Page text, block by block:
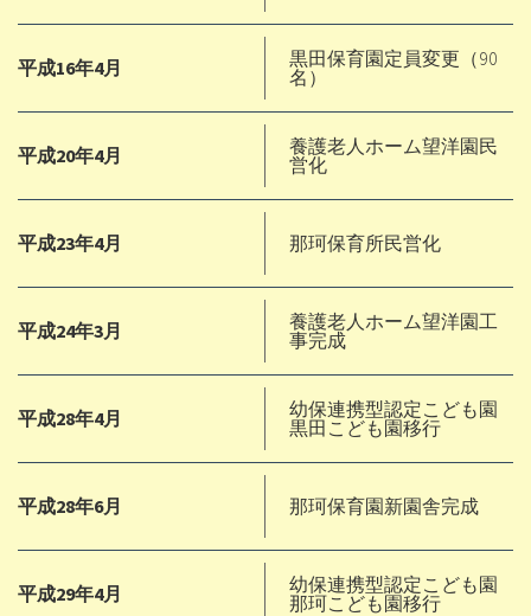
平成16年4月
黒田保育園定員変更（90
名）
平成20年4月
養護老人ホーム望洋園民
営化
平成23年4月 那珂保育所民営化
平成24年3月
養護老人ホーム望洋園工
事完成
平成28年4月
幼保連携型認定こども園
黒田こども園移行
平成28年6月 那珂保育園新園舎完成
平成29年4月
幼保連携型認定こども園
那珂こども園移行